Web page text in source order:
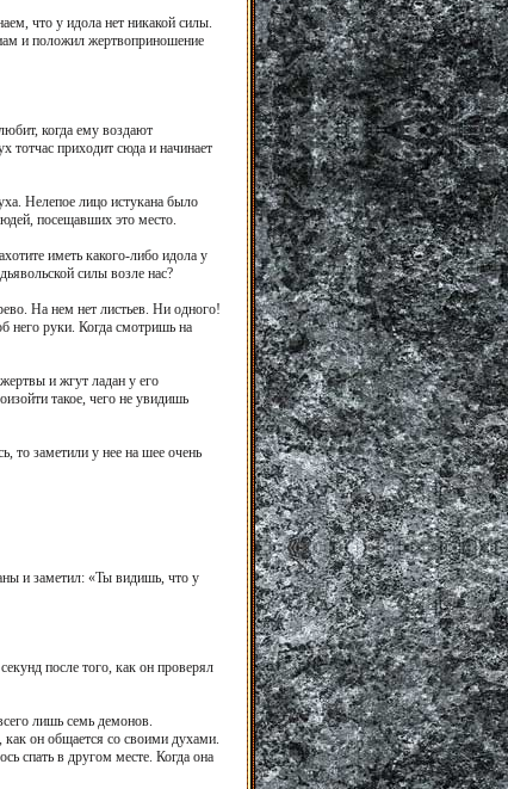
что у идола нет никакой силы.
и положил жертвоприношение
когда ему воздают
тотчас приходит сюда и начинает
Нелепое лицо истукана было
посещавших это место.
иметь какого-либо идола у
силы возле нас?
На нем нет листьев. Ни одного!
него руки. Когда смотришь на
и жгут ладан у его
такое, чего не увидишь
заметили у нее на шее очень
и заметил: «Ты видишь, что у
после того, как он проверял
лишь семь демонов.
он общается со своими духами.
спать в другом месте. Когда она